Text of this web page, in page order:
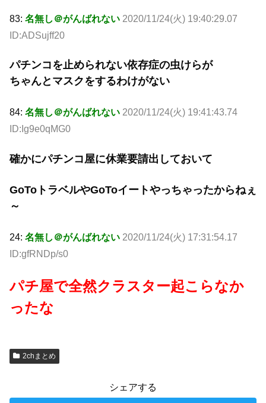
83: 名無し＠がんばれない 2020/11/24(火) 19:40:29.07
ID:ADSujff20
パチンコを止められない依存症の虫けらが
ちゃんとマスクをするわけがない
84: 名無し＠がんばれない 2020/11/24(火) 19:41:43.74
ID:Ig9e0qMG0
確かにパチンコ屋に休業要請出しておいて
GoToトラベルやGoToイートやっちゃったからねぇ
～
24: 名無し＠がんばれない 2020/11/24(火) 17:31:54.17
ID:gfRNDp/s0
パチ屋で全然クラスター起こらなか
ったな
2chまとめ
シェアする